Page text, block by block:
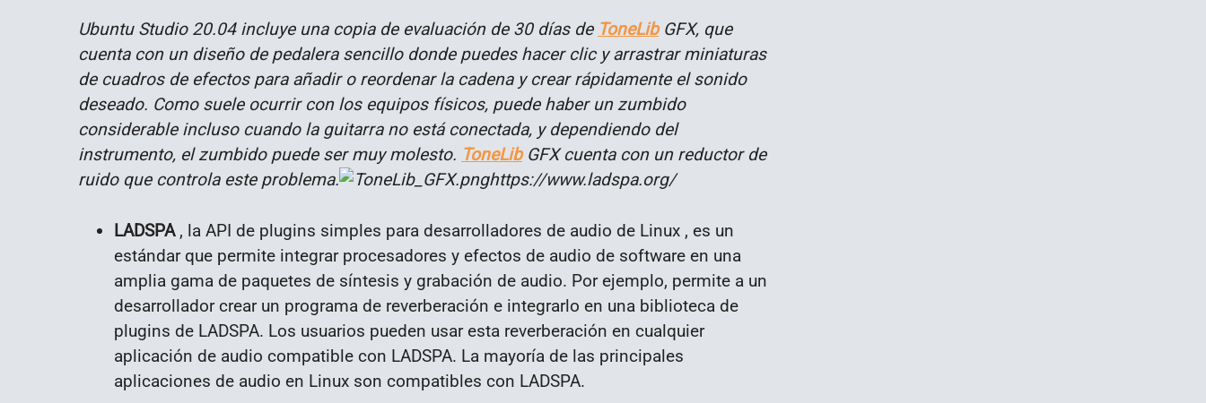
Ubuntu Studio 20.04 incluye una copia de evaluación de 30 días de ToneLibGFX, que
cuenta con un diseño de pedalera sencillo donde puedes hacer clic y arrastrar miniaturas
de cuadros de efectos para añadir o reordenar la cadena y crear rápidamente el sonido
deseado. Como suele ocurrir con los equipos físicos, puede haber un zumbido
considerable incluso cuando la guitarra no está conectada, y dependiendo del
instrumento, el zumbido puede ser muy molesto. ToneLibGFX cuenta con un reductor de
ruido que controla este problema.
https://www.ladspa.org/
LADSPA, la API de plugins simples para desarrolladores de audio de Linux , es un
estándar que permite integrar procesadores y efectos de audio de software en una
amplia gama de paquetes de síntesis y grabación de audio. Por ejemplo, permite a un
desarrollador crear un programa de reverberación e integrarlo en una biblioteca de
plugins de LADSPA. Los usuarios pueden usar esta reverberación en cualquier
aplicación de audio compatible con LADSPA. La mayoría de las principales
aplicaciones de audio en Linux son compatibles con LADSPA.